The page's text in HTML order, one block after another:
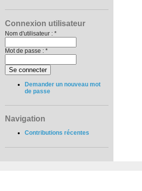
Connexion utilisateur
Nom d'utilisateur : *
Mot de passe : *
Demander un nouveau mot
de passe
Navigation
Contributions récentes